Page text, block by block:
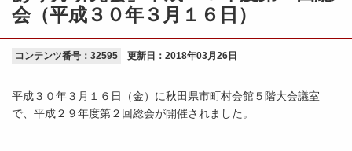
会（平成３０年３月１６日）
コンテンツ番号：32595 更新日： 2018年03月26日
平成３０年３月１６日（金）に秋田県市町村会館５階大会議室
で、平成２９年度第２回総会が開催されました。